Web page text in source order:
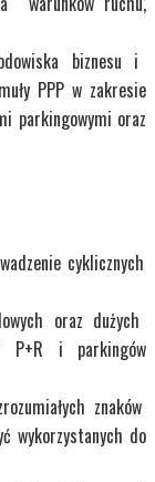
biznesu i
PPP w zakresie
parkingowymi oraz
cyklicznych
oraz dużych
P+R i parkingów
znaków
wykorzystanych do